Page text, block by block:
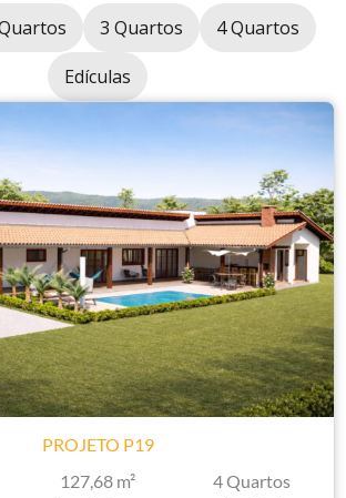
3 Quartos
4 Quartos
Edículas
PROJETO P19
127,68 m² 4 Quartos